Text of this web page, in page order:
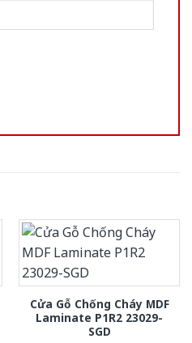
Cửa Gỗ Chống Cháy MDF
Laminate P1R2 23029-
SGD